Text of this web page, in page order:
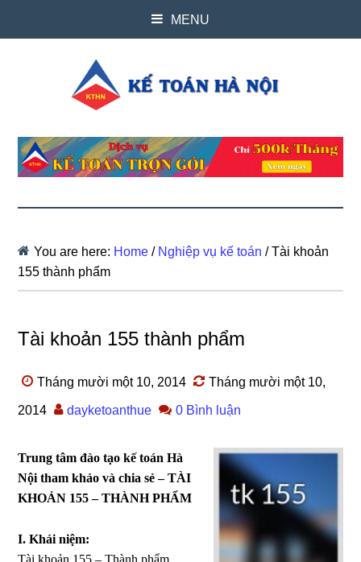
MENU
You are here: Home / Nghiệp vụ kế toán /Tài khoản
155 thành phẩm
Tài khoản 155 thành phẩm
Tháng mười một 10, 2014 Tháng mười một 10,
2014 dayketoanthue 0 Bình luận
Trung tâm đào tạo kế toán Hà
Nội tham khảo và chia sẻ – TÀI
KHOẢN 155 – THÀNH PHẨM
I. Khái niệm:
Tài khoản 155 – Thành phẩm